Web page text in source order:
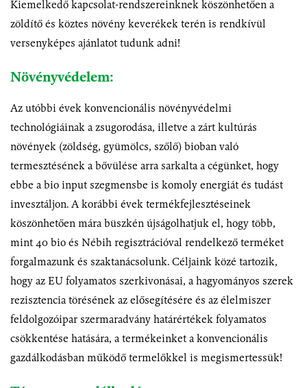
Kiemelkedő kapcsolat-rendszereinknek köszönhetően a
zöldítő és köztes növény keverékek terén is rendkívül
versenyképes ajánlatot tudunk adni!
Növényvédelem:
Az utóbbi évek konvencionális növényvédelmi
technológiáinak a zsugorodása, illetve a zárt kultúrás
növények (zöldség, gyümölcs, szőlő) bioban való
termesztésének a bővülése arra sarkalta a cégünket, hogy
ebbe a bio input szegmensbe is komoly energiát és tudást
invesztáljon. A korábbi évek termékfejlesztéseinek
köszönhetően mára büszkén újságolhatjuk el, hogy több,
mint 40 bio és Nébih regisztrációval rendelkező terméket
forgalmazunk és szaktanácsolunk. Céljaink közé tartozik,
hogy az EU folyamatos szerkivonásai, a hagyományos szerek
rezisztencia törésének az elősegítésére és az élelmiszer
feldolgozóipar szermaradvány határértékek folyamatos
csökkentése hatására, a termékeinket a konvencionális
gazdálkodásban működő termelőkkel is megismertessük!